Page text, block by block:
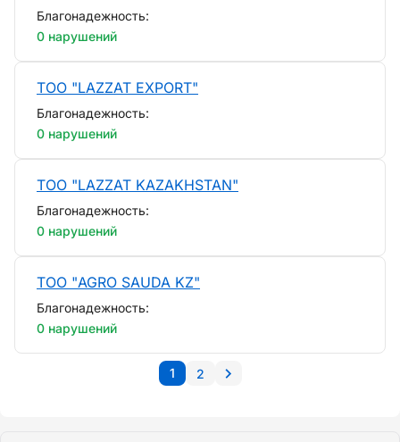
Благонадежность:
0 нарушений
ТОО "LAZZAT EXPORT"
Благонадежность:
0 нарушений
ТОО "LAZZAT KAZAKHSTAN"
Благонадежность:
0 нарушений
ТОО "AGRO SAUDA KZ"
Благонадежность:
0 нарушений
1 2